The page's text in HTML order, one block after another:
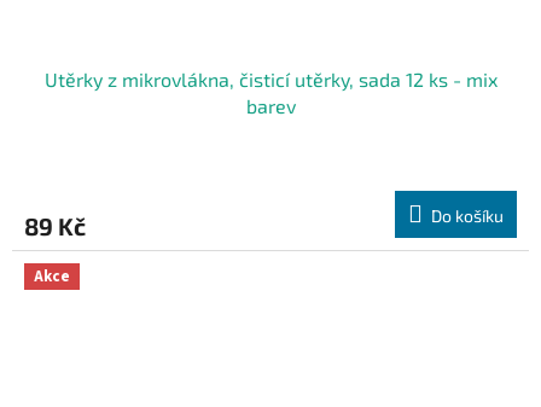
Utěrky z mikrovlákna, čisticí utěrky, sada 12 ks - mix
barev
89 Kč Do košíku
Akce